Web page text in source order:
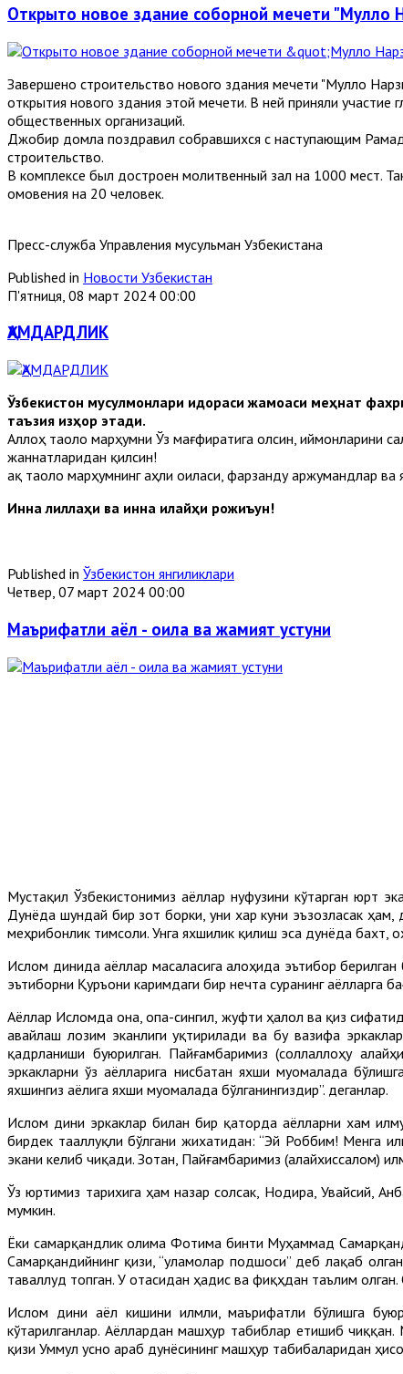
Открыто новое здание соборной мечети "Мулло
Завершено строительство нового здания мечети "Мулло
открытия нового здания этой мечети. В ней приняли
общественных организаций.
Джобир домла поздравил собравшихся с наступающим
строительство.
В комплексе был достроен молитвенный зал на 1000 мест.
омовения на 20 человек.
Пресс-служба Управления мусульман Узбекистана
Published in Новости Узбекистан
П'ятниця, 08 март 2024 00:00
ҲАМДАРДЛИК
Ўзбекистон мусулмонлари идораси жамоаси меҳнат
таъзия изҳор этади.
Аллоҳ таоло марҳумни Ўз мағфиратига олсин, иймонларини
жаннатларидан қилсин!
Ҳақ таоло марҳумнинг аҳли оиласи, фарзанду аржумандлар
Инна лиллаҳи ва инна илайҳи рожиъун!
Published in Ўзбекистон янгиликлари
Четвер, 07 март 2024 00:00
Маърифатли аёл - оила ва жамият устуни
Мустақил Ўзбекистонимиз аёллар нуфузини кўтарган юрт
Дунёда шундай бир зот борки, уни хар куни эъзозласак
меҳрибонлик тимсоли. Унга яхшилик қилиш эса дунёда бахт,
Ислом динида аёллар масаласига алоҳида эътибор
эътиборни Қуръони каримдаги бир нечта суранинг аёлларга
Аёллар Исломда она, опа-сингил, жуфти ҳалол ва қиз
авайлаш лозим эканлиги уқтирилади ва бу вазифа
қадрланиши буюрилган. Пайғамбаримиз (соллаллоҳу
эркакларни ўз аёлларига нисбатан яхши муомалада
яхшингиз аёлига яхши муомалада бўлганингиздир”. деганлар.
Ислом дини эркаклар билан бир қаторда аёлларни хам
бирдек тааллуқли бўлгани жихатидан: “Эй Роббим! Менга
экани келиб чиқади. Зотан, Пайғамбаримиз (алайхиссалом)
Ўз юртимиз тарихига ҳам назар солсак, Нодира, Увайсий,
мумкин.
Ёки самарқандлик олима Фотима бинти Муҳаммад
Самарқандийнинг қизи, “уламолар подшоси” деб лақаб
таваллуд топган. У отасидан ҳадис ва фиқҳдан таълим
Ислом дини аёл кишини илмли, маърифатли бўлишга
кўтарилганлар. Аёллардан машҳур табиблар етишиб
қизи Уммул Ҳусно араб дунёсининг машҳур табибаларидан